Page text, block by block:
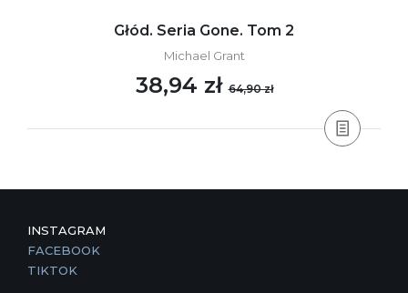
Głód. Seria Gone. Tom 2
Michael Grant
38,94 zł64,90 zł
INSTAGRAM
FACEBOOK
TIKTOK